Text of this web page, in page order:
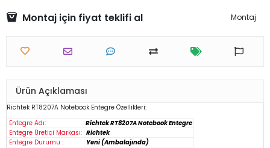
Montaj için fiyat teklifi al Montaj
Ürün Açıklaması
Richtek RT8207A Notebook Entegre Özellikleri:
Entegre Adı:
Richtek RT8207A Notebook Entegre
Entegre Üretici Markası: Richtek
Entegre Durumu :
Yeni (Ambalajında)